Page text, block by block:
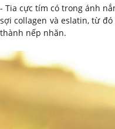
- Tia cực tím có trong ánh
sợi collagen và eslatin, từ
thành nếp nhăn.